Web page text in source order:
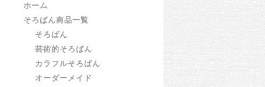
ホーム
そろばん商品一覧
そろばん
芸術的そろばん
カラフルそろばん
オーダーメイド